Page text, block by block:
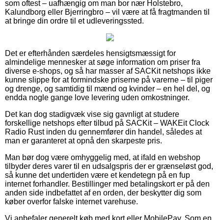
som oftest – uafhængig om man bor nær Holstebro,
Kalundborg eller Bjerringbro – vil være at få fragtmanden til
at bringe din ordre til et udleveringssted.
Det er efterhånden særdeles hensigtsmæssigt for
almindelige mennesker at søge information om priser fra
diverse e-shops, og så har masser af SACKit netshops ikke
kunne slippe for at formindske priserne på varerne – til piger
og drenge, og samtidig til mænd og kvinder – en hel del, og
endda nogle gange love levering uden omkostninger.
Det kan dog stadigvæk vise sig gavnligt at studere
forskellige netshops efter tilbud på SACKit – WAKEit Clock
Radio Rust inden du gennemfører din handel, således at
man er garanteret at opnå den skarpeste pris.
Man bør dog være omhyggelig med, at ifald en webshop
tilbyder deres varer til en udsalgspris der er grænseløst god,
så kunne det undertiden være et kendetegn på en fup
internet forhandler. Bestillinger med betalingskort er på den
anden side indbefattet af en orden, der beskytter dig som
køber overfor falske internet varehuse.
Vi anbefaler generelt køb med kort eller MobilePay. Som en